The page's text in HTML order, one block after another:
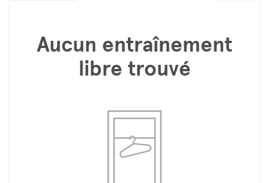
Aucun entraînement
libre trouvé